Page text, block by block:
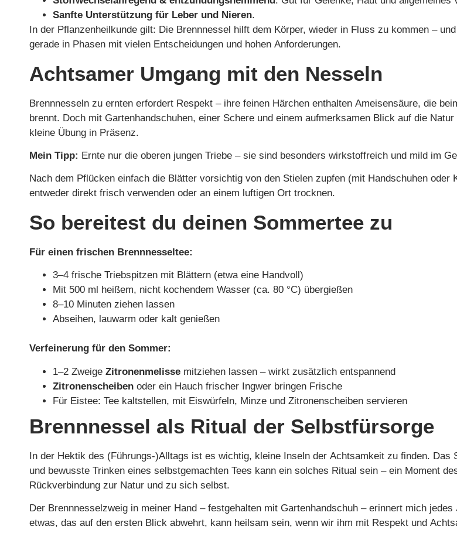
Sanfte Unterstützung für Leber und Nieren.
In der Pflanzenheilkunde gilt: Die Brennnessel hilft dem Körper, wieder in Fluss zu kommen –
gerade in Phasen mit vielen Entscheidungen und hohen Anforderungen.
Achtsamer Umgang mit den Nesseln
Brennnesseln zu ernten erfordert Respekt – ihre feinen Härchen enthalten Ameisensäure, die
brennt. Doch mit Gartenhandschuhen, einer Schere und einem aufmerksamen Blick auf die
kleine Übung in Präsenz.
Mein Tipp: Ernte nur die oberen jungen Triebe – sie sind besonders wirkstoffreich und mild im
Nach dem Pflücken einfach die Blätter vorsichtig von den Stielen zupfen (mit Handschuhen oder
entweder direkt frisch verwenden oder an einem luftigen Ort trocknen.
So bereitest du deinen Sommertee zu
Für einen frischen Brennnesseltee:
3–4 frische Triebspitzen mit Blättern (etwa eine Handvoll)
Mit 500 ml heißem, nicht kochendem Wasser (ca. 80 °C) übergießen
8–10 Minuten ziehen lassen
Abseihen, lauwarm oder kalt genießen
Verfeinerung für den Sommer:
1–2 Zweige Zitronenmelisse mitziehen lassen – wirkt zusätzlich entspannend
Zitronenscheiben oder ein Hauch frischer Ingwer bringen Frische
Für Eistee: Tee kaltstellen, mit Eiswürfeln, Minze und Zitronenscheiben servieren
Brennnessel als Ritual der Selbstfürsorge
In der Hektik des (Führungs-)Alltags ist es wichtig, kleine Inseln der Achtsamkeit zu finden. Das
und bewusste Trinken eines selbstgemachten Tees kann ein solches Ritual sein – ein Moment
Rückverbindung zur Natur und zu sich selbst.
Der Brennnesselzweig in meiner Hand – festgehalten mit Gartenhandschuh – erinnert mich
etwas, das auf den ersten Blick abwehrt, kann heilsam sein, wenn wir ihm mit Respekt und